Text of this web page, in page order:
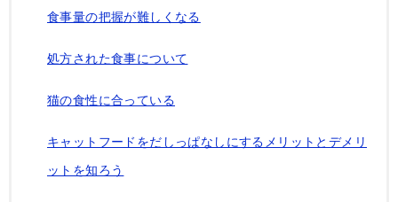
食事量の把握が難しくなる
処方された食事について
猫の食性に合っている
キャットフードをだしっぱなしにするメリットとデメリ
ットを知ろう